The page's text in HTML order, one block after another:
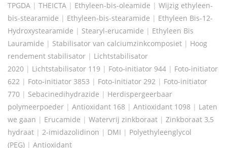
TPGDA | THEICTA | Ethyleen-bis-oleamide | Wijzig ethyleen-
bis-stearamide | Ethyleen-bis-stearamide | Ethyleen Bis-12-
Hydroxystearamide | Stearyl-erucamide | Ethyleen Bis
Lauramide | Stabilisator van calciumzinkcomposiet | Hoog
rendement stabilisator | Lichtstabilisator
2020 | Lichtstabilisator 119 | Foto-initiator 944 | Foto-initiator
622 | Foto-initiator 3853 | Foto-initiator 292 | Foto-initiator
770 | Sebacinedihydrazide | Herdispergeerbaar
polymeerpoeder | Antioxidant 168 | Antioxidant 1098 | Laten
we gaan | Erucamide | Watervrij zinkboraat | Zinkboraat 3,5
hydraat | 2-imidazolidinon | DMI | Polyethyleenglycol
(PEG) | Antioxidant